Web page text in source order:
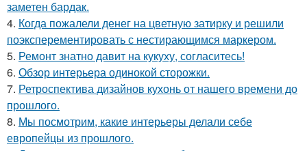
заметен бардак.
4. Когда пожалели денег на цветную затирку и решили
поэксперементировать с нестирающимся маркером.
5. Ремонт знатно давит на кукуху, согласитесь!
6. Обзор интерьера одинокой сторожки.
7. Ретроспектива дизайнов кухонь от нашего времени до
прошлого.
8. Мы посмотрим, какие интерьеры делали себе
европейцы из прошлого.